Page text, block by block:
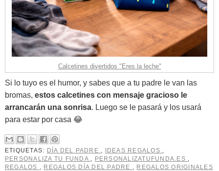
Calcetines divertidos "Eres la leche"
Si lo tuyo es el humor, y sabes que a tu padre le van las
bromas, estos calcetines con mensaje gracioso le
arrancarán una sonrisa. Luego se le pasará y los usará
para estar por casa 😂
ETIQUETAS: DÍA DEL PADRE , IDEAS REGALOS ,
PERSONALIZA TU FUNDA , PERSONALIZATUFUNDA.ES ,
REGALOS , REGALOS DÍA DEL PADRE , REGALOS ORIGINALES